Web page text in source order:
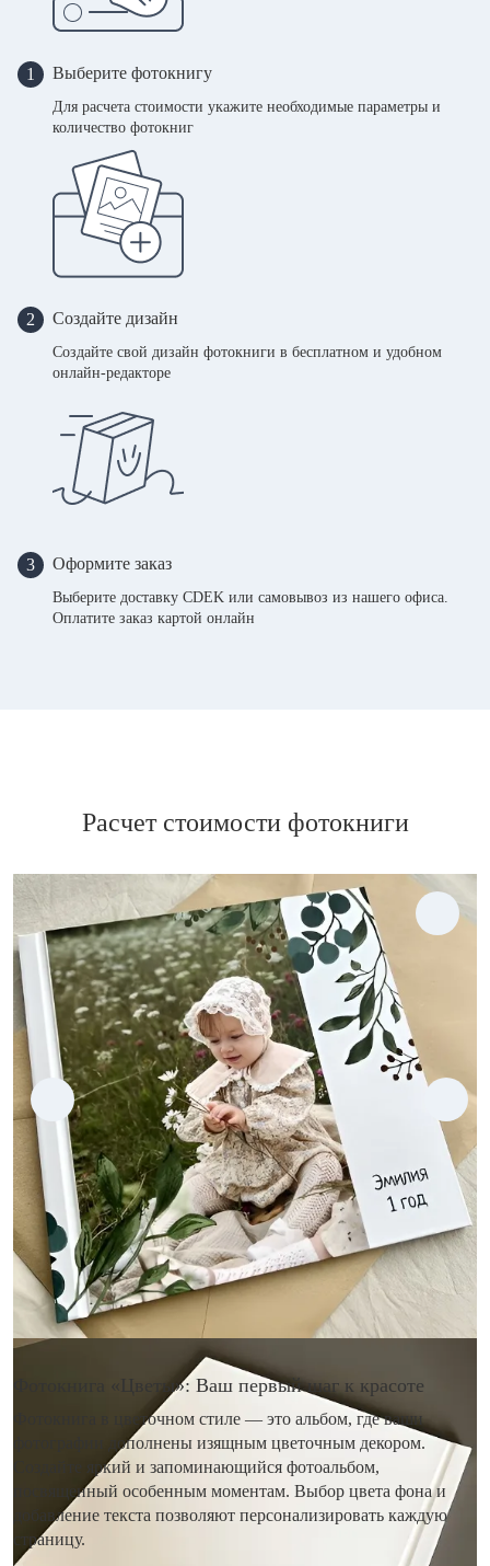
1 Выберите фотокнигу
Для расчета стоимости укажите необходимые параметры и
количество фотокниг
2 Создайте дизайн
Создайте свой дизайн фотокниги в бесплатном и удобном
онлайн-редакторе
3 Оформите заказ
Выберите доставку CDEK или самовывоз из нашего офиса.
Оплатите заказ картой онлайн
Расчет стоимости фотокниги
Фотокнига «Цветы»: Ваш первый шаг к красоте
Фотокнига в цветочном стиле — это альбом, где ваши
фотографии дополнены изящным цветочным декором.
Создайте яркий и запоминающийся фотоальбом,
посвященный особенным моментам. Выбор цвета фона и
добавление текста позволяют персонализировать каждую
страницу.